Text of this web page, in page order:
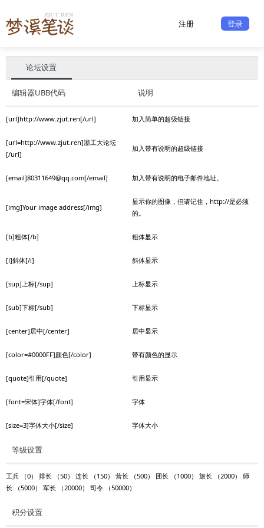
注册 登录
论坛设置
编辑器UBB代码 说明
[url]http://www.zjut.ren[/url] 加入简单的超级链接
[url=http://www.zjut.ren]浙工大论坛
[/url]
加入带有说明的超级链接
[email]80311649@qq.com[/email] 加入带有说明的电子邮件地址。
[img]Your image address[/img]
显示你的图像，但请记住，http://是必须
的。
[b]粗体[/b] 粗体显示
[i]斜体[/i] 斜体显示
[sup]上标[/sup] 上标显示
[sub]下标[/sub] 下标显示
[center]居中[/center] 居中显示
[color=#0000FF]颜色[/color] 带有颜色的显示
[quote]引用[/quote] 引用显示
[font=宋体]字体[/font] 字体
[size=3]字体大小[/size] 字体大小
等级设置
工兵 （0） 排长 （50） 连长 （150） 营长 （500） 团长 （1000） 旅长 （2000）
师
长
（5000） 军长 （20000） 司令 （50000）
积分设置